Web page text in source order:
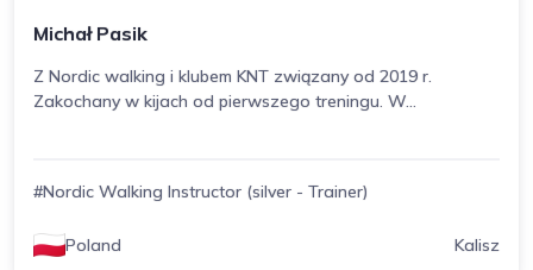
Michał Pasik
Z Nordic walking i klubem KNT związany od 2019 r.
Zakochany w kijach od pierwszego treningu. W...
#Nordic Walking Instructor (silver - Trainer)
Poland Kalisz